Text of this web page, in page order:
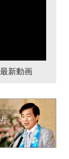
新動画